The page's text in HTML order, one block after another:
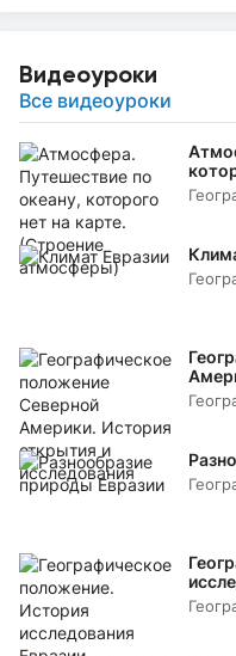
Видеоуроки
Все видеоуроки